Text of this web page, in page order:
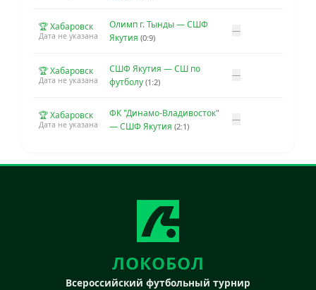
🏆 Хабаровск
Дата не указана
Олимп г. Тынды — СШФ
Якутия (0:9)
—
🏆 Хабаровск
Дата не указана
СШФ Якутия — СШ по
футболу (1:2)
—
🏆 Хабаровск
Дата не указана
ФК "Динамо-Владивосток"
— СШФ Якутия (2:1)
—
ЛОКОБОЛ
Всероссийский футбольный турнир